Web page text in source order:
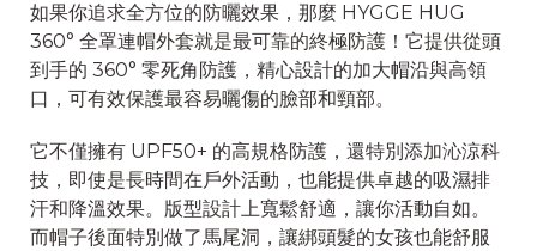
如果你追求全方位的防曬效果，那麼 HYGGE HUG
360° 全罩連帽外套就是最可靠的終極防護！它提供從頭
到手的 360° 零死角防護，精心設計的加大帽沿與高領
口，可有效保護最容易曬傷的臉部和頸部。
它不僅擁有 UPF50+ 的高規格防護，還特別添加沁涼科
技，即使是長時間在戶外活動，也能提供卓越的吸濕排
汗和降溫效果。版型設計上寬鬆舒適，讓你活動自如。
而帽子後面特別做了馬尾洞，讓綁頭髮的女孩也能舒服